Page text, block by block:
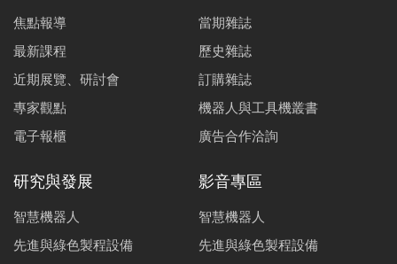
焦點報導
最新課程
近期展覽、研討會
專家觀點
電子報櫃
當期雜誌
歷史雜誌
訂購雜誌
機器人與工具機叢書
廣告合作洽詢
研究與發展
智慧機器人
先進與綠色製程設備
影音專區
智慧機器人
先進與綠色製程設備